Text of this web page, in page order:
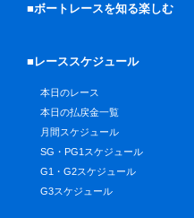
■ボートレースを知る楽しむ
■レーススケジュール
本日のレース
本日の払戻金一覧
月間スケジュール
SG・PG1スケジュール
G1・G2スケジュール
G3スケジュール